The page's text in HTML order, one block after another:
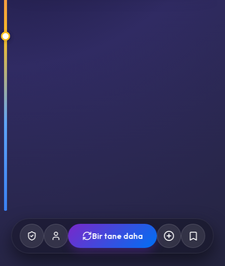
Bir tane daha